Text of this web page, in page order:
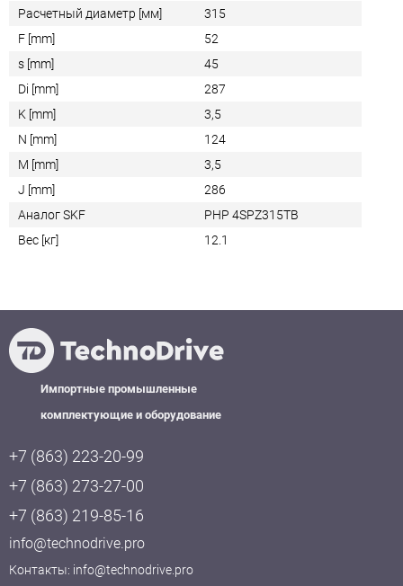
Расчетный диаметр [мм]
315
F [mm]
52
s [mm]
45
Di [mm]
287
K [mm]
3,5
N [mm]
124
M [mm]
3,5
J [mm]
286
Аналог SKF
PHP 4SPZ315TB
Вес [кг]
12.1
Импортные промышленные
комплектующие и оборудование
+7 (863) 223-20-99
+7 (863) 273-27-00
+7 (863) 219-85-16
info@technodrive.pro
Контакты: info@technodrive.pro